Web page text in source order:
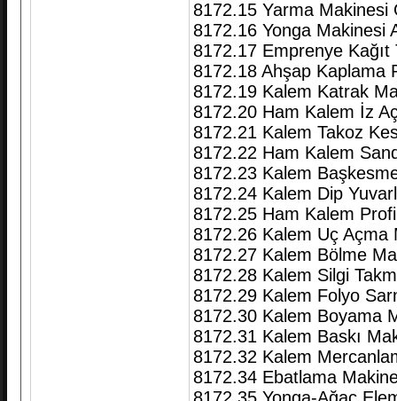
8172.15 Yarma Makinesi
8172.16 Yonga Makinesi
8172.17 Emprenye Kağıt
8172.18 Ahşap Kaplama
8172.19 Kalem Katrak
8172.20 Ham Kalem İz
8172.21 Kalem Takoz
8172.22 Ham Kalem
8172.23 Kalem
8172.24 Kalem Dip
8172.25 Ham Kalem
8172.26 Kalem Uç Açma
8172.27 Kalem Bölme
8172.28 Kalem Silgi
8172.29 Kalem Folyo
8172.30 Kalem Boyama
8172.31 Kalem Baskı
8172.32 Kalem
8172.34 Ebatlama